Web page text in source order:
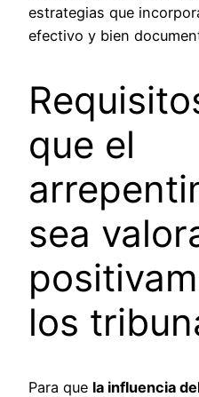
estrategias que
efectivo y bien
que el
sea
los
Para que la influencia